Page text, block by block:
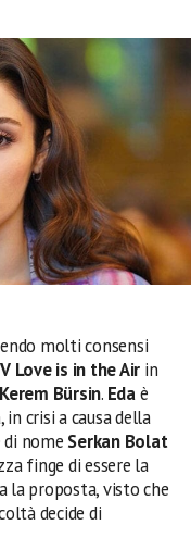
molti consensi
Love is in the Air in
Kerem Bürsin. Edaè
crisi a causa della
nome Serkan Bolat
finge di essere la
proposta, visto che
decide di